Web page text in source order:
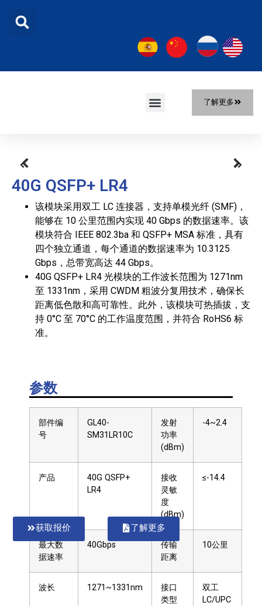
了解更多
40G QSFP+ LR4
该模块采用双工 LC 连接器，支持单模光纤 (SMF)，
能够在 10 公里范围内实现 40 Gbps 的数据速率。该
模块符合 IEEE 802.3ba 和 QSFP+ MSA 标准，具有
四个独立通道，每个通道的数据速率为 10.3125
Gbps，总带宽高达 44 Gbps。
40G QSFP+ LR4 光模块的工作波长范围为 1271nm
至 1331nm，采用 CWDM 粗波分复用技术，确保长
距离低色散和高可靠性。此外，该模块可热插拔，支
持 0°C 至 70°C 的工作温度范围，并符合 RoHS6 标
准。
获取报价 了解更多
参数
部件编
号
GL40-
SM31LR10C
发射
功率
(dBm)
-4~2.4
产品
40G QSFP+
LR4
接收
灵敏
度
(dBm)
≤-14.4
最大数
据速率
40Gbps
传输
距离
10公里
波长 1271~1331nm
接口
类型
双工
LC/UPC